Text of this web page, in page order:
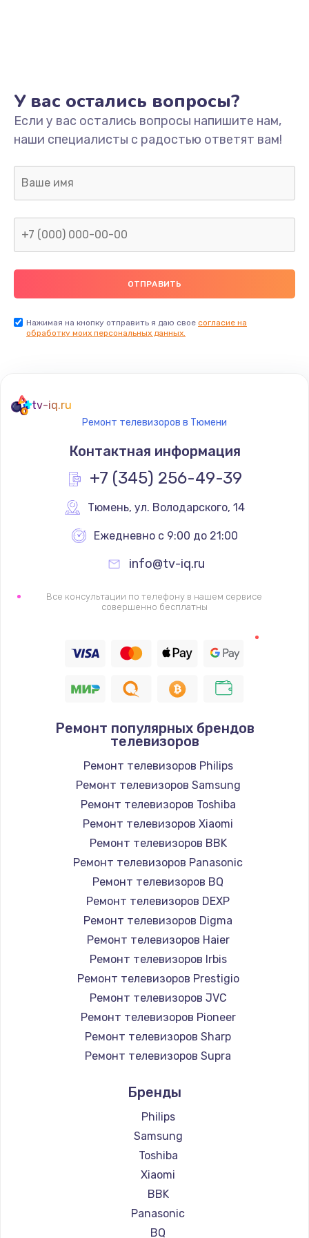
Не включается
1400 руб.
Заказать
Нет звука
800 руб.
Не видит флешку
400 руб.
Заказать
900 руб.
Заказать
900 руб.
Заказать
Не работает
Заказать
Восстановление цепи питания, пайка
Заказать
Программный ремонт/прошивка
390 руб.
Заказать
Замена Bluetooth/Wi-Fi модуля
800 руб.
Заказать
Замена картридера
890 руб.
Заказать
Замена микросхемы NFC
1100 руб.
Заказать
3900 руб.
Заказать
Настройка Wi-Fi
Заказать
У вас остались вопросы?
Если у вас остались вопросы напишите нам,
наши специалисты с радостью ответят вам!
Нажимая на кнопку отправить я даю свое согласие на
обработку моих персональных данных.
tv-iq.ru
Ремонт телевизоров в Тюмени
Контактная информация
+7 (345) 256-49-39
Тюмень, ул. Володарского, 14
Ежедневно с 9:00 до 21:00
info@tv-iq.ru
Все консультации по телефону в нашем сервисе
совершенно бесплатны
Ремонт популярных брендов
телевизоров
Ремонт телевизоров Philips
Ремонт телевизоров Samsung
Ремонт телевизоров Toshiba
Ремонт телевизоров Xiaomi
Ремонт телевизоров BBK
Ремонт телевизоров Panasonic
Ремонт телевизоров BQ
Ремонт телевизоров DEXP
Ремонт телевизоров Digma
Ремонт телевизоров Haier
Ремонт телевизоров Irbis
Ремонт телевизоров Prestigio
Ремонт телевизоров JVC
Ремонт телевизоров Pioneer
Ремонт телевизоров Sharp
Ремонт телевизоров Supra
Ремонт телевизоров Hisense
Ремонт телевизоров Daewoo
Ремонт телевизоров Centek
Ремонт телевизоров Telefunken
Ремонт телевизоров Hyundai
Ремонт телевизоров Doffler
Ремонт телевизоров Hiper
Ремонт телевизоров Grundig
Бренды
Philips
Samsung
Toshiba
Xiaomi
BBK
Panasonic
BQ